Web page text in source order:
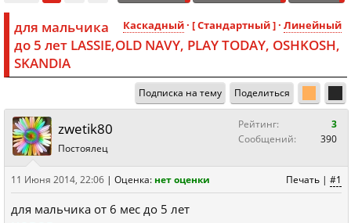
Каскадный· [ Стандартный ] · Линейный
для мальчика
до 5 лет LASSIE,OLD NAVY, PLAY TODAY, OSHKOSH,
SKANDIA
Подписка на тему Поделиться
zwetik80
Постоялец
Рейтинг:
3
Сообщений:
390
Печать | #1
11 Июня 2014, 22:06 | Оценка: нет оценки
для мальчика от 6 мес до 5 лет